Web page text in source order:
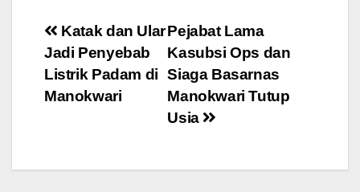
Post
navigation
Pejabat Lama
Kasubsi Ops dan
Siaga Basarnas
Manokwari Tutup
Usia
Katak dan Ular
Jadi Penyebab
Listrik Padam di
Manokwari